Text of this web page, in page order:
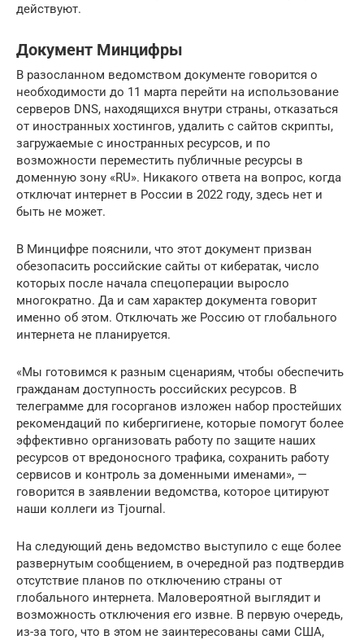
действуют.
Документ Минцифры
В разосланном ведомством документе говорится о
необходимости до 11 марта перейти на использование
серверов DNS, находящихся внутри страны, отказаться
от иностранных хостингов, удалить с сайтов скрипты,
загружаемые с иностранных ресурсов, и по
возможности переместить публичные ресурсы в
доменную зону «RU». Никакого ответа на вопрос, когда
отключат интернет в России в 2022 году, здесь нет и
быть не может.
В Минцифре пояснили, что этот документ призван
обезопасить российские сайты от кибератак, число
которых после начала спецоперации выросло
многократно. Да и сам характер документа говорит
именно об этом. Отключать же Россию от глобального
интернета не планируется.
«Мы готовимся к разным сценариям, чтобы обеспечить
гражданам доступность российских ресурсов. В
телеграмме для госорганов изложен набор простейших
рекомендаций по кибергигиене, которые помогут более
эффективно организовать работу по защите наших
ресурсов от вредоносного трафика, сохранить работу
сервисов и контроль за доменными именами», —
говорится в заявлении ведомства, которое цитируют
наши коллеги из Tjournal.
На следующий день ведомство выступило с еще более
развернутым сообщением, в очередной раз подтвердив
отсутствие планов по отключению страны от
глобального интернета. Маловероятной выглядит и
возможность отключения его извне. В первую очередь,
из-за того, что в этом не заинтересованы сами США,